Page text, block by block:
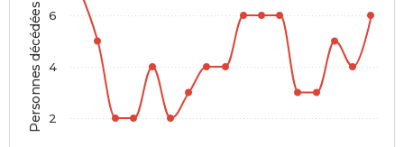
Personnes décédées 2
4
6